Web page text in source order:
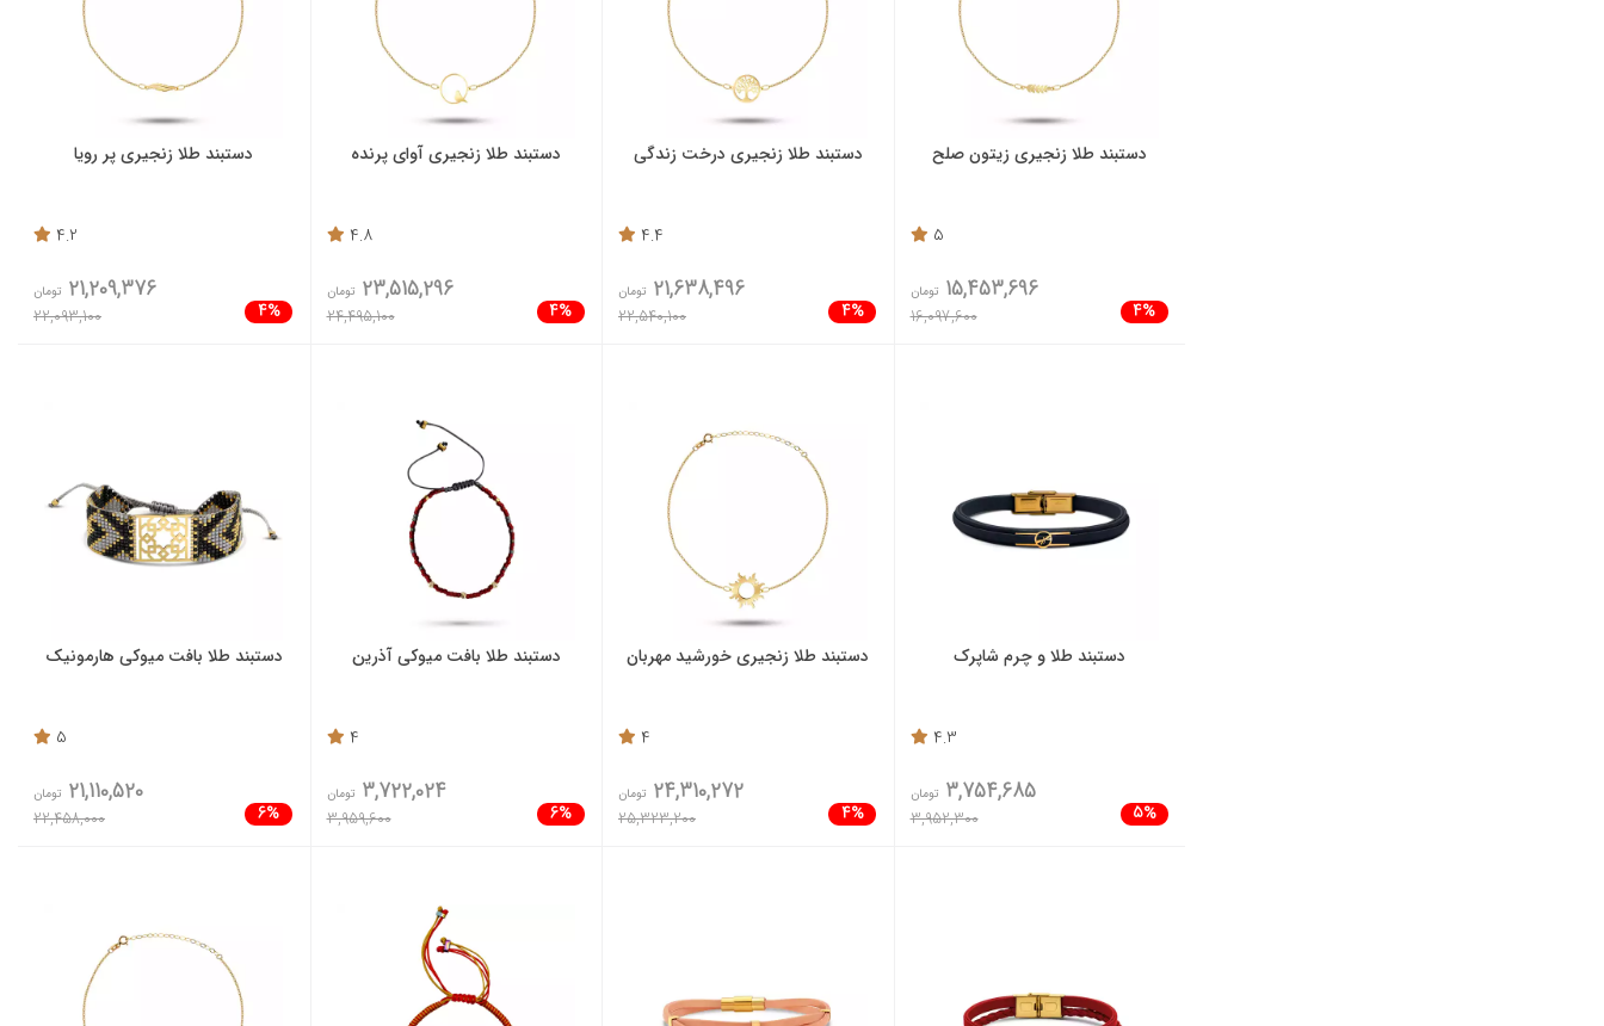
دستبند طلا زنجیری زیتون صلح
5
4%
15,453,696 تومان
16,097,600
دستبند طلا زنجیری درخت زندگی
4.4
4%
21,638,496 تومان
22,540,100
دستبند طلا زنجیری آوای پرنده
4.8
4%
23,515,296 تومان
24,495,100
دستبند طلا زنجیری پر رویا
4.2
4%
21,209,376 تومان
22,093,100
دستبند طلا و چرم شاپرک
4.3
5%
3,754,685 تومان
3,952,300
دستبند طلا زنجیری خورشید مهربان
4
4%
24,310,272 تومان
25,323,200
دستبند طلا بافت میوکی آذرین
4
6%
3,722,024 تومان
3,959,600
دستبند طلا بافت میوکی هارمونیک
5
6%
21,110,520 تومان
22,458,000